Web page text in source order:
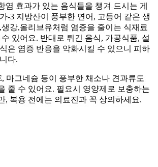
염 효과가 있는 음식들을 챙겨 드시는 게
-3 지방산이 풍부한 연어, 고등어 같은 생
강,올리브유처럼 염증을 줄이는 식재료
있어요. 반대로 튀긴 음식, 가공식품, 설
은 염증 반응을 악화시킬 수 있으니 피하
다.
마그네슘 등이 풍부한 채소나 견과류도
줄 수 있어요. 필요시 영양제로 보충하는
, 복용 전에는 의료진과 꼭 상의하세요.